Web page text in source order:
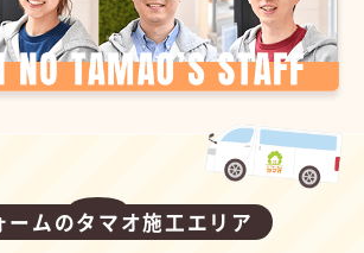
ームのタマオ施工エリア